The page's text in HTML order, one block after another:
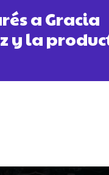
a Gracia
y la